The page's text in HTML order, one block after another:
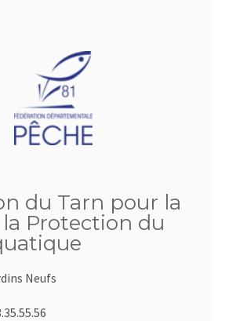
du Tarn pour la
Protection du
Neufs